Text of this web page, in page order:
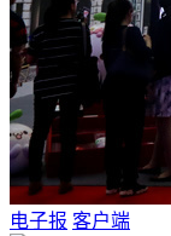
电子报 客户端